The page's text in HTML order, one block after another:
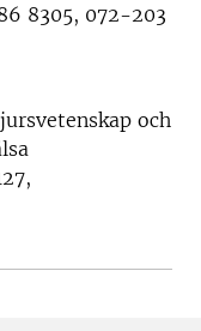
8305, 072-203
och